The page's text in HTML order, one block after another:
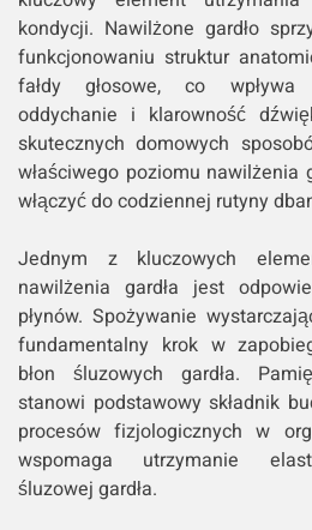
kondycji. Nawilżone gardło
funkcjonowaniu struktur
fałdy głosowe, co
oddychanie i klarowność
skutecznych domowych
właściwego poziomu nawilżenia
włączyć do codziennej rutyny
Jednym z kluczowych
nawilżenia gardła jest
płynów. Spożywanie
fundamentalny krok w
błon śluzowych gardła.
stanowi podstawowy składnik
procesów fizjologicznych w
wspomaga utrzymanie
śluzowej gardła.